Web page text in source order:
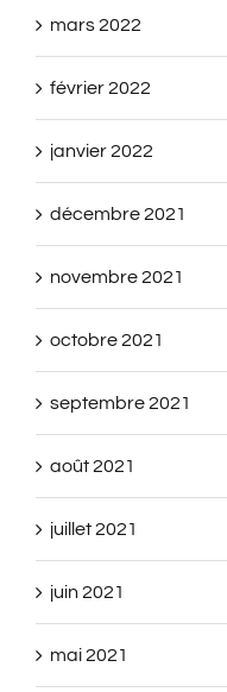
mars 2022
février 2022
janvier 2022
décembre 2021
novembre 2021
octobre 2021
septembre 2021
août 2021
juillet 2021
juin 2021
mai 2021